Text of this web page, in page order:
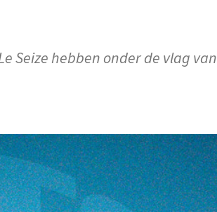
Seize hebben onder de vlag van